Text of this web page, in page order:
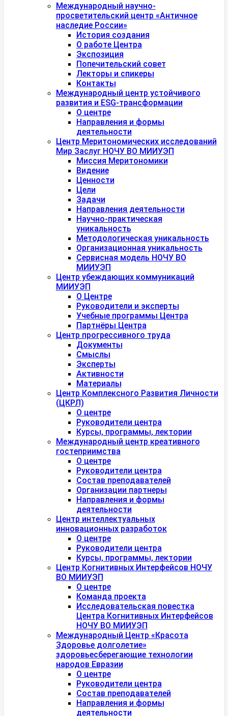
Международный научно-
просветительский центр «Античное
наследие России»
История создания
О работе Центра
Экспозиция
Попечительский совет
Лекторы и спикеры
Контакты
Международный центр устойчивого
развития и ESG-трансформации
О центре
Направления и формы
деятельности
Центр Меритономических исследований
Мир Заслуг НОЧУ ВО МИИУЭП
Миссия Меритономики
Видение
Ценности
Цели
Задачи
Направления деятельности
Научно-практическая
уникальность
Методологическая уникальность
Организационная уникальность
Сервисная модель НОЧУ ВО
МИИУЭП
Центр убеждающих коммуникаций
МИИУЭП
О Центре
Руководители и эксперты
Учебные программы Центра
Партнёры Центра
Центр прогрессивного труда
Документы
Смыслы
Эксперты
Активности
Материалы
Центр Комплексного Развития Личности
(ЦКРЛ)
О центре
Руководители центра
Курсы, программы, лектории
Международный центр креативного
гостеприимства
О центре
Руководители центра
Состав преподавателей
Организации партнеры
Направления и формы
деятельности
Центр интеллектуальных
инновационных разработок
О центре
Руководители центра
Курсы, программы, лектории
Центр Когнитивных Интерфейсов НОЧУ
ВО МИИУЭП
О центре
Команда проекта
Исследовательская повестка
Центра Когнитивных Интерфейсов
НОЧУ ВО МИИУЭП
Международный Центр «Красота
Здоровье долголетие»
здоровьесберегающие технологии
народов Евразии
О центре
Руководители центра
Состав преподавателей
Направления и формы
деятельности